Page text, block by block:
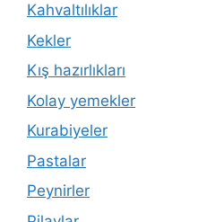
Kahvaltılıklar
Kekler
Kış hazırlıkları
Kolay yemekler
Kurabiyeler
Pastalar
Peynirler